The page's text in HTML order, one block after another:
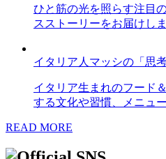
ひと筋の光を照らす注目
スストーリーをお届けしま
イタリア人マッシの「思
イタリア生まれのフード
する文化や習慣、メニュ
READ MORE